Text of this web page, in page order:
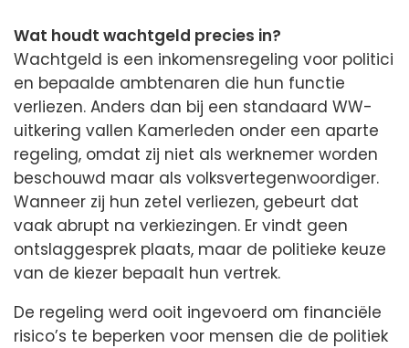
Wat houdt wachtgeld precies in?
Wachtgeld is een inkomensregeling voor politici
en bepaalde ambtenaren die hun functie
verliezen. Anders dan bij een standaard WW-
uitkering vallen Kamerleden onder een aparte
regeling, omdat zij niet als werknemer worden
beschouwd maar als volksvertegenwoordiger.
Wanneer zij hun zetel verliezen, gebeurt dat
vaak abrupt na verkiezingen. Er vindt geen
ontslaggesprek plaats, maar de politieke keuze
van de kiezer bepaalt hun vertrek.
De regeling werd ooit ingevoerd om financiële
risico’s te beperken voor mensen die de politiek